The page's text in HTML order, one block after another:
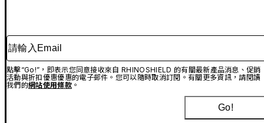
請輸入Email
點擊“Go!”，即表示您同意接收來自 RHINOSHIELD 的有關最新產品消息、促銷
活動與折扣優惠優惠的電子郵件。您可以隨時取消訂閱。有關更多資訊，請閱讀
我們的網站使用條款。
Go!